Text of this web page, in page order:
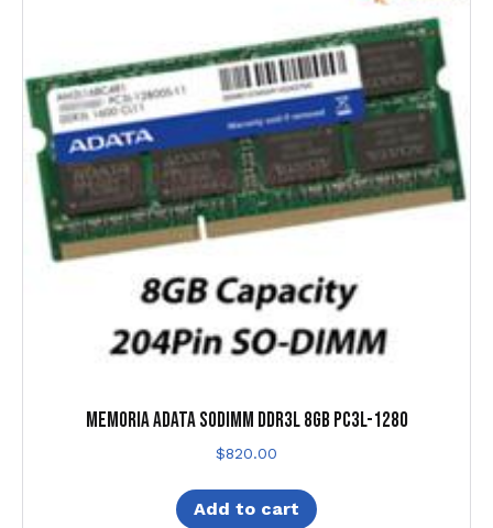
MEMORIA ADATA SODIMM DDR3L 8GB PC3L-1280
$820.00
Add to cart